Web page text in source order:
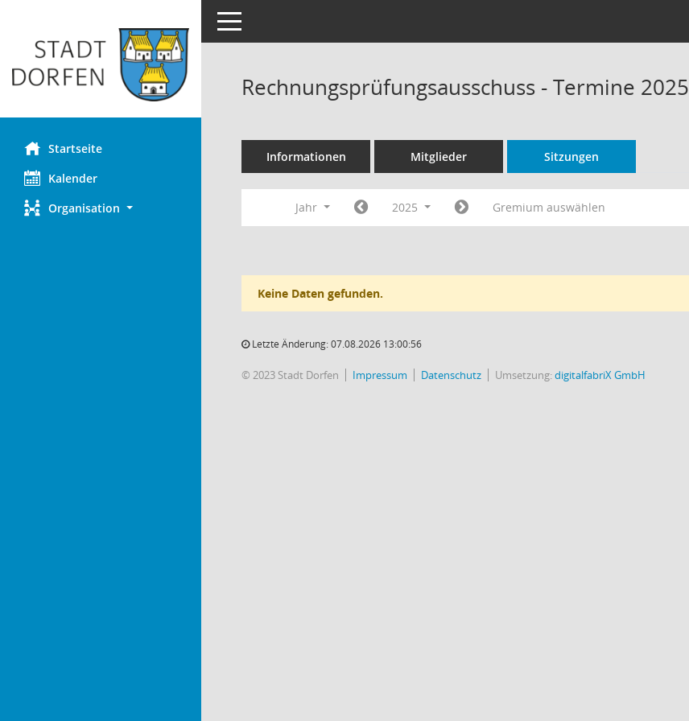
Startseite
Kalender
Organisation
Toggle navigation
Rechnungsprüfungsausschuss - Termine 2025
Informationen Mitglieder Sitzungen
Jahr 2025 Gremium auswählen
Keine Daten gefunden.
Letzte Änderung: 07.08.2026 13:00:56
© 2023 Stadt Dorfen Impressum Datenschutz Umsetzung:digitalfabriX GmbH